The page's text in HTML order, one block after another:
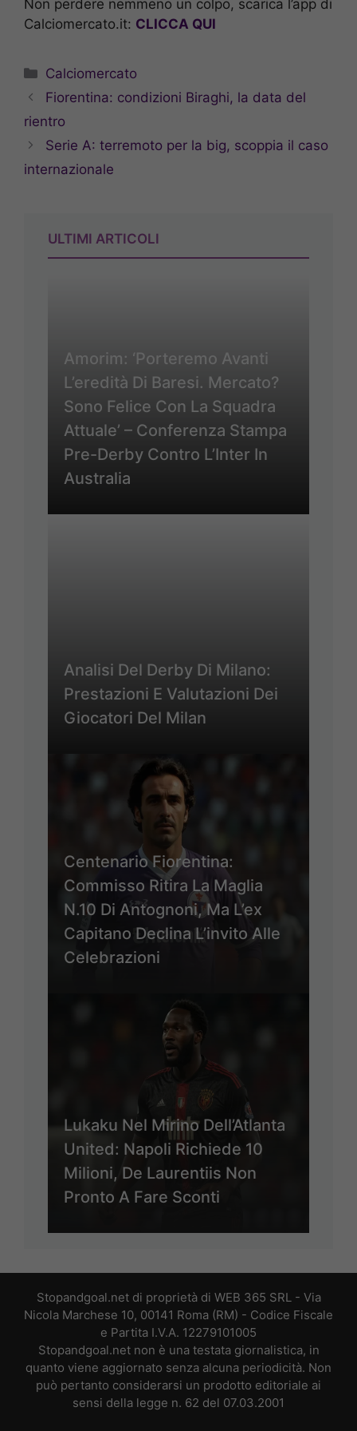
Non perdere nemmeno un colpo, scarica l’app di
Calciomercato.it: CLICCA QUI
Categorie
Calciomercato
Fiorentina: condizioni Biraghi, la data del
rientro
Serie A: terremoto per la big, scoppia il caso
internazionale
ULTIMI ARTICOLI
Amorim: ‘Porteremo Avanti
L’eredità Di Baresi. Mercato?
Sono Felice Con La Squadra
Attuale’ – Conferenza Stampa
Pre-Derby Contro L’Inter In
Australia
Analisi Del Derby Di Milano:
Prestazioni E Valutazioni Dei
Giocatori Del Milan
Centenario Fiorentina:
Commisso Ritira La Maglia
N.10 Di Antognoni, Ma L’ex
Capitano Declina L’invito Alle
Celebrazioni
Lukaku Nel Mirino Dell’Atlanta
United: Napoli Richiede 10
Milioni, De Laurentiis Non
Pronto A Fare Sconti
Stopandgoal.net di proprietà di WEB 365 SRL - Via
Nicola Marchese 10, 00141 Roma (RM) - Codice Fiscale
e Partita I.V.A. 12279101005
Stopandgoal.net non è una testata giornalistica, in
quanto viene aggiornato senza alcuna periodicità. Non
può pertanto considerarsi un prodotto editoriale ai
sensi della legge n. 62 del 07.03.2001